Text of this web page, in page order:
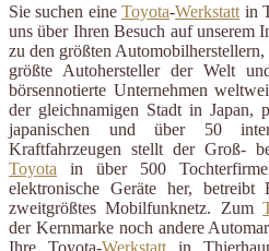
Sie suchen eineToyota-Werkstatt in
uns über Ihren Besuch auf unserem
zu den größten
größte Autohersteller der Welt
börsennotierte Unternehmen
der gleichnamigen Stadt in Japan,
japanischen und über 50
Kraftfahrzeugen stellt der Groß-
Toyota in über 500
elektronische Geräte her, betreibt
zweitgrößtes Mobilfunknetz. Zum
der Kernmarke noch andere
Ihre Toyota-Werkstattin